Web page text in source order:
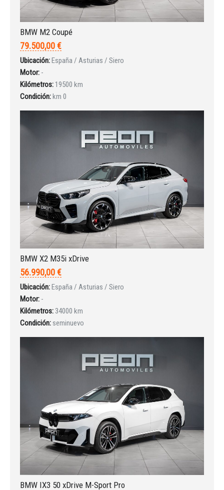
¿Ha olvidado la contraseña?
BMW M2 Coupé
79.500,00 €
Ubicación:España / Asturias / Siero
Motor: -
Kilómetros: 19500 km
Condición:km 0
BMW X2 M35i xDrive
56.990,00 €
Ubicación:España / Asturias / Siero
Motor: -
Kilómetros: 34000 km
Condición: seminuevo
BMW IX3 50 xDrive M-Sport Pro